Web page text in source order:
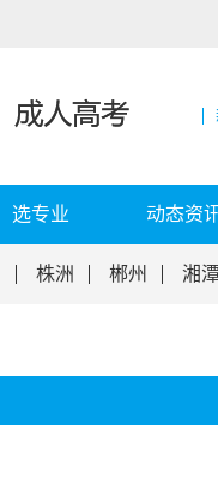
选专业 动态资
株洲 郴州 湘